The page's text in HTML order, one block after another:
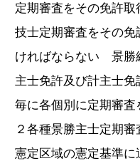
定期審査をその免許
技士定期審査をその
ければならない 景勝
主士免許及び計主士
毎に各個別に定期審
２各種景勝主士定期
憲定区域の憲定基準